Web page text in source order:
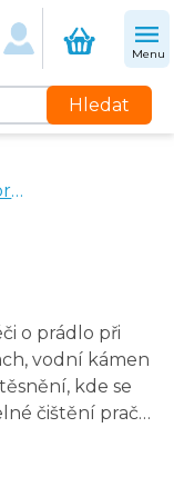
ks
- 25 ks
ks
250 ml
Menu
Hledat
o prádlo při
vodní kámen
kde se
čištění pračky
svěží vůni bez